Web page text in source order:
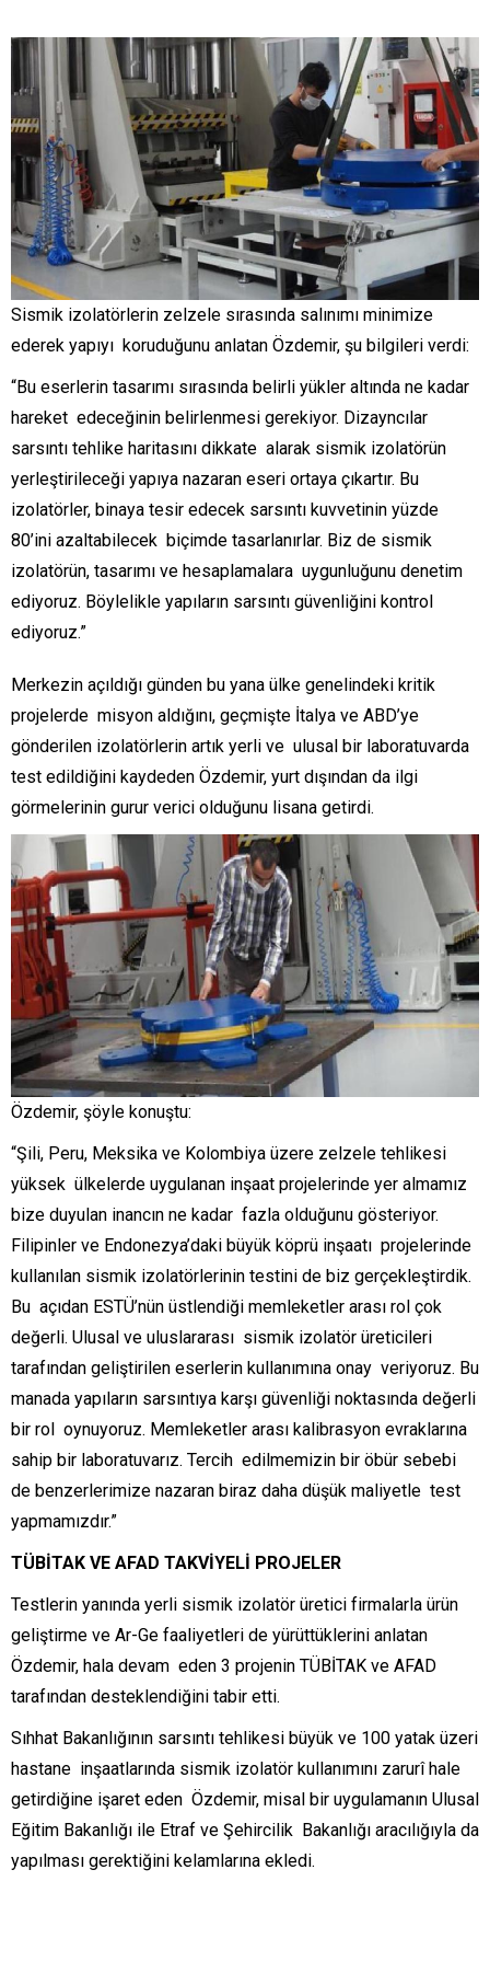
Sismik izolatörlerin zelzele sırasında salınımı minimize
ederek yapıyı koruduğunu anlatan Özdemir, şu bilgileri verdi:
“Bu eserlerin tasarımı sırasında belirli yükler altında ne kadar
hareket edeceğinin belirlenmesi gerekiyor. Dizayncılar
sarsıntı tehlike haritasını dikkate alarak sismik izolatörün
yerleştirileceği yapıya nazaran eseri ortaya çıkartır. Bu
izolatörler, binaya tesir edecek sarsıntı kuvvetinin yüzde
80’ini azaltabilecek biçimde tasarlanırlar. Biz de sismik
izolatörün, tasarımı ve hesaplamalara uygunluğunu denetim
ediyoruz. Böylelikle yapıların sarsıntı güvenliğini kontrol
ediyoruz.”
Merkezin açıldığı günden bu yana ülke genelindeki kritik
projelerde misyon aldığını, geçmişte İtalya ve ABD’ye
gönderilen izolatörlerin artık yerli ve ulusal bir laboratuvarda
test edildiğini kaydeden Özdemir, yurt dışından da ilgi
görmelerinin gurur verici olduğunu lisana getirdi.
Özdemir, şöyle konuştu:
“Şili, Peru, Meksika ve Kolombiya üzere zelzele tehlikesi
yüksek ülkelerde uygulanan inşaat projelerinde yer almamız
bize duyulan inancın ne kadar fazla olduğunu gösteriyor.
Filipinler ve Endonezya’daki büyük köprü inşaatı projelerinde
kullanılan sismik izolatörlerinin testini de biz gerçekleştirdik.
Bu açıdan ESTÜ’nün üstlendiği memleketler arası rol çok
değerli. Ulusal ve uluslararası sismik izolatör üreticileri
tarafından geliştirilen eserlerin kullanımına onay veriyoruz. Bu
manada yapıların sarsıntıya karşı güvenliği noktasında değerli
bir rol oynuyoruz. Memleketler arası kalibrasyon evraklarına
sahip bir laboratuvarız. Tercih edilmemizin bir öbür sebebi
de benzerlerimize nazaran biraz daha düşük maliyetle test
yapmamızdır.”
TÜBİTAK VE AFAD TAKVİYELİ PROJELER
Testlerin yanında yerli sismik izolatör üretici firmalarla ürün
geliştirme ve Ar-Ge faaliyetleri de yürüttüklerini anlatan
Özdemir, hala devam eden 3 projenin TÜBİTAK ve AFAD
tarafından desteklendiğini tabir etti.
Sıhhat Bakanlığının sarsıntı tehlikesi büyük ve 100 yatak üzeri
hastane inşaatlarında sismik izolatör kullanımını zarurî hale
getirdiğine işaret eden Özdemir, misal bir uygulamanın Ulusal
Eğitim Bakanlığı ile Etraf ve Şehircilik Bakanlığı aracılığıyla da
yapılması gerektiğini kelamlarına ekledi.